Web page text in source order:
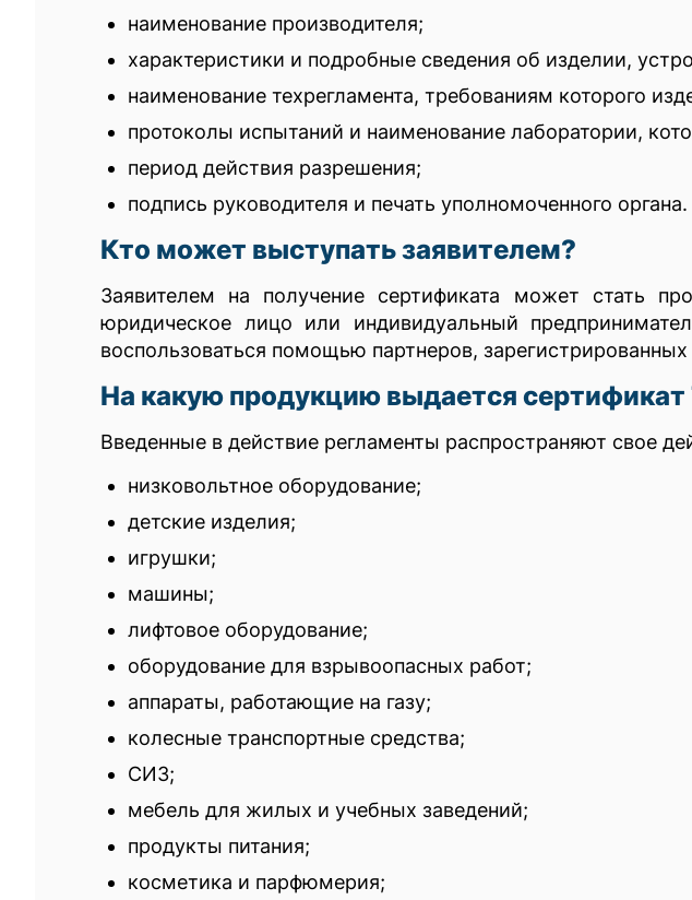
наименование производителя;
характеристики и подробные сведения об изделии,
наименование техрегламента, требованиям которого
протоколы испытаний и наименование лаборатории,
период действия разрешения;
подпись руководителя и печать уполномоченного органа.
Кто может выступать заявителем?
Заявителем на получение сертификата может стать
юридическое лицо или индивидуальный
воспользоваться помощью партнеров,
На какую продукцию выдается
Введенные в действие регламенты распространяют свое
низковольтное оборудование;
детские изделия;
игрушки;
машины;
лифтовое оборудование;
оборудование для взрывоопасных работ;
аппараты, работающие на газу;
колесные транспортные средства;
СИЗ;
мебель для жилых и учебных заведений;
продукты питания;
косметика и парфюмерия;